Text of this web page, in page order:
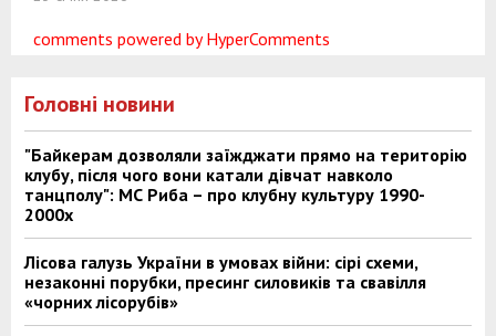
comments powered by HyperComments
Головні новини
"Байкерам дозволяли заїжджати прямо на територію
клубу, після чого вони катали дівчат навколо
танцполу": МС Риба – про клубну культуру 1990-
2000х
Лісова галузь України в умовах війни: сірі схеми,
незаконні порубки, пресинг силовиків та свавілля
«чорних лісорубів»